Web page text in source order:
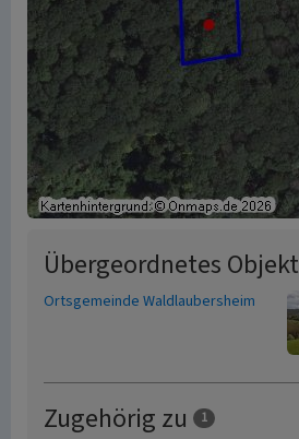
Übergeordnetes Objekt
Ortsgemeinde Waldlaubersheim
Zugehörig zu 1